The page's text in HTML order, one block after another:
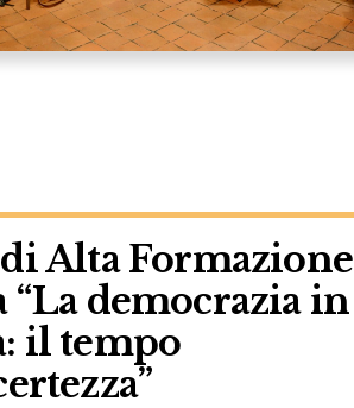
Alta Formazione
“La democrazia in
il tempo